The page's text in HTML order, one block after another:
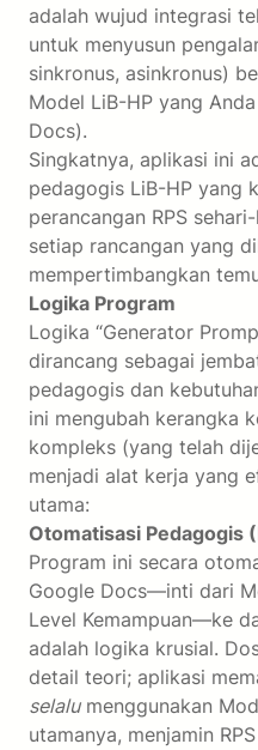
adalah wujud integrasi
untuk menyusun
sinkronus, asinkronus)
Model LiB-HP yang
Docs).
Singkatnya, aplikasi ini
pedagogis LiB-HP yang
perancangan RPS
setiap rancangan yang
mempertimbangkan
Logika Program
Logika “Generator
dirancang sebagai
pedagogis dan
ini mengubah kerangka
kompleks (yang telah
menjadi alat kerja yang
utama:
Otomatisasi Pedagogis
Program ini secara
Google Docs—inti dari
Level Kemampuan—ke
adalah logika krusial.
detail teori; aplikasi
selalumenggunakan
utamanya, menjamin